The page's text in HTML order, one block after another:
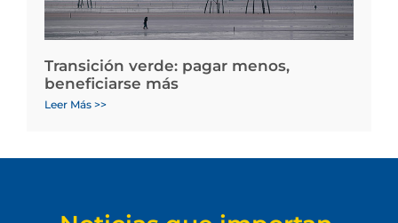
Transición verde: pagar menos,
beneficiarse más
Leer Más >>